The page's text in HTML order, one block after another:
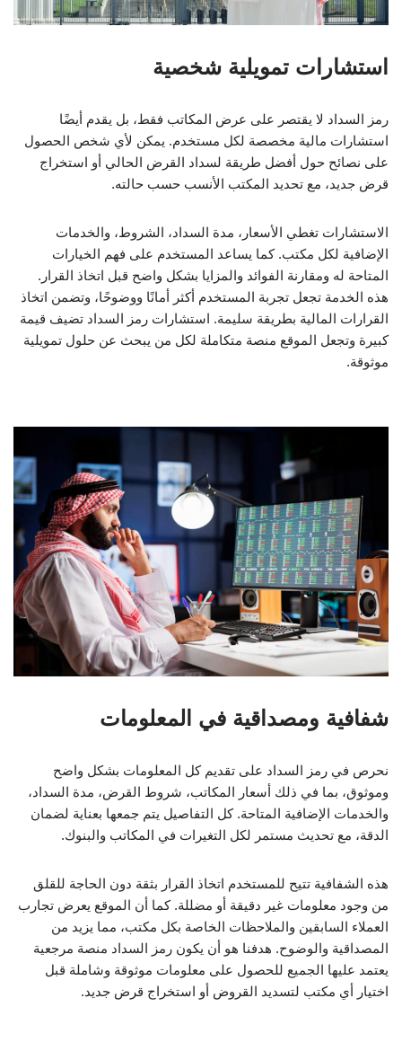
استشارات تمويلية شخصية
رمز السداد لا يقتصر على عرض المكاتب فقط، بل يقدم أيضًا
استشارات مالية مخصصة لكل مستخدم. يمكن لأي شخص الحصول
على نصائح حول أفضل طريقة لسداد القرض الحالي أو استخراج
قرض جديد، مع تحديد المكتب الأنسب حسب حالته.
الاستشارات تغطي الأسعار، مدة السداد، الشروط، والخدمات
الإضافية لكل مكتب. كما يساعد المستخدم على فهم الخيارات
المتاحة له ومقارنة الفوائد والمزايا بشكل واضح قبل اتخاذ القرار.
هذه الخدمة تجعل تجربة المستخدم أكثر أمانًا ووضوحًا، وتضمن اتخاذ
القرارات المالية بطريقة سليمة. استشارات رمز السداد تضيف قيمة
كبيرة وتجعل الموقع منصة متكاملة لكل من يبحث عن حلول تمويلية
موثوقة.
شفافية ومصداقية في المعلومات
نحرص في رمز السداد على تقديم كل المعلومات بشكل واضح
وموثوق، بما في ذلك أسعار المكاتب، شروط القرض، مدة السداد،
والخدمات الإضافية المتاحة. كل التفاصيل يتم جمعها بعناية لضمان
الدقة، مع تحديث مستمر لكل التغيرات في المكاتب والبنوك.
هذه الشفافية تتيح للمستخدم اتخاذ القرار بثقة دون الحاجة للقلق
من وجود معلومات غير دقيقة أو مضللة. كما أن الموقع يعرض تجارب
العملاء السابقين والملاحظات الخاصة بكل مكتب، مما يزيد من
المصداقية والوضوح. هدفنا هو أن يكون رمز السداد منصة مرجعية
يعتمد عليها الجميع للحصول على معلومات موثوقة وشاملة قبل
اختيار أي مكتب لتسديد القروض أو استخراج قرض جديد.